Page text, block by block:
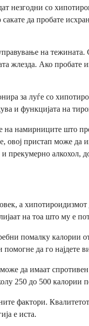
незгодни со
да пробате
на
жлезда. Ако
за луѓе со
и функцијата на
намирниците што
пристап може да
алкохол,
а
на тоа што му е
помалку калории
да го најдете
да имаат
250 до 500
фактори.
е иста.